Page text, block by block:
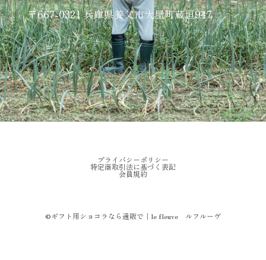
〒667-0321 兵庫県養父市大屋町蔵垣947
プライバシーポリシー
特定商取引法に基づく表記
会員規約
©︎ギフト用ショコラなら通販で｜le fleuve ルフルーヴ